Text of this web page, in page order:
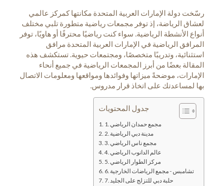
رسّخت دولة الإمارات العربية المتحدة مكانتها كمركز عالمي
لعشاق الرياضة، إذ توفر مجمعات رياضية متطورة تلبي مختلف
أنواع الأنشطة الرياضية. سواء كنت رياضيًا محترفًا أو هاويًا، توفر
المرافق الرياضية في الإمارات العربية المتحدة مرافق
استثنائية، وتدريبًا متخصصًا، ومجتمعات حيوية. تستكشف هذه
المقالة بعضًا من أبرز المجمعات الرياضية في جميع أنحاء
الإمارات، موضحةً ميزاتها وفوائدها ومواقعها ومعلومات الاتصال
بها لمساعدتك على اتخاذ قرار مدروس.
جدول المحتويات
1. مجمع حمدان الرياضي
2. مدينة دبي الرياضية
3. مجمع ناس الرياضي
4. عالم الدانوب الرياضي
5. مركز الطوار الرياضي
6. تشامبس - مجمع الرياضات الخارجية
7. حلبة دبي للتزلج على الجليد